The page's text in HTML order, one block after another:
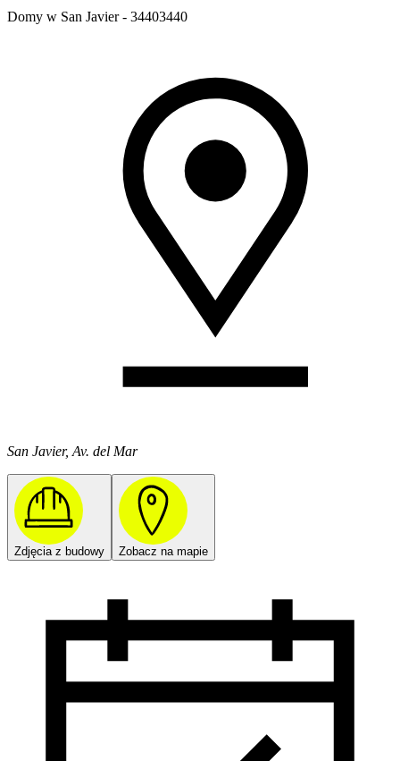
Domy w San Javier - 34403440
San Javier, Av. del Mar
Zdjęcia z budowy Zobacz na mapie